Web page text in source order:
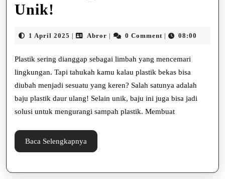
Unik!
Baju
Plastik
Daur
Ulang,
Kreatif
dan
Unik!
1 April 2025 1
Abror Abror0 Comment 08:00
Plastik sering dianggap sebagai limbah yang mencemari
lingkungan. Tapi tahukah kamu kalau plastik bekas bisa
diubah menjadi sesuatu yang keren? Salah satunya adalah
baju plastik daur ulang! Selain unik, baju ini juga bisa jadi
solusi untuk mengurangi sampah plastik. Membuat
Baca Selengkapnya
Selengkapnya